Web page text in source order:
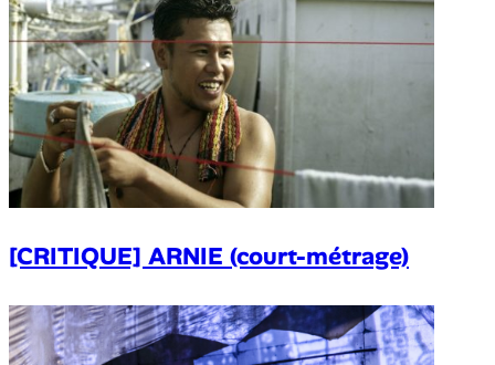
[CRITIQUE] ARNIE (court-métrage)